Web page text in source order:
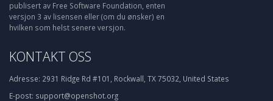
publisert av Free Software Foundation, enten
versjon 3 av lisensen eller (om du ønsker) en
hvilken som helst senere versjon.
KONTAKT OSS
Adresse: 2931 Ridge Rd #101, Rockwall, TX 75032, United States
E-post: support@openshot.org